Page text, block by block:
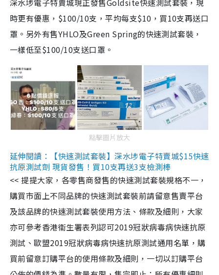
深水埗電子特賣城現正發售Goldsite快速測試套裝，現
時更有優惠，$100/10支，平均每支$10，買10支再送口
罩。另外有售YHLO及Green Spring的快速測試套裝，
一樣低至$100/10支送口罩。
點擊圖片放大
延伸閱讀：【快速測試套裝】深水埗電子特賣城$15快速
抗原測試劑 現貨發售！買10支再送3支檢測棒
<< 提提大家，各零售商發售的快速測試套裝規格不一，
購買市面上不同品牌的快速測試套裝前請留意售賣平台
及該品牌的快速測試套裝使用方法、條款及細則，大家
亦可參考香港衞生署表列認可2019冠狀病毒病快速抗原
測試、歐盟2019冠狀病毒病快速抗原測試通用名單，購
買前留意訂購平台的使用條款及細則，一切以訂購平台